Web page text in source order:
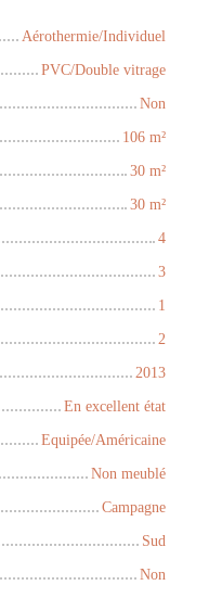
Aérothermie/Individuel
PVC/Double vitrage
Non
106 m²
30 m²
30 m²
4
3
1
2
2013
En excellent état
Equipée/Américaine
Non meublé
Campagne
Sud
Non